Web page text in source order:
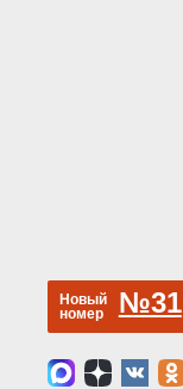
Новый
номер
№31